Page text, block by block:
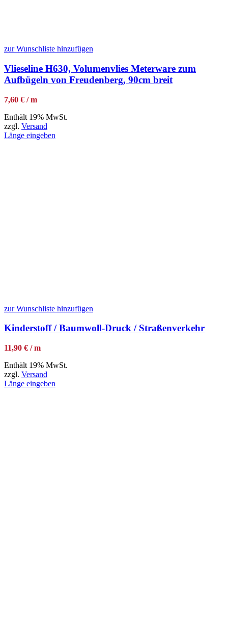
zur Wunschliste hinzufügen
Vlieseline H630, Volumenvlies Meterware zum
Aufbügeln von Freudenberg, 90cm breit
7,60 € / m
Enthält 19% MwSt.
zzgl. Versand
Länge eingeben
zur Wunschliste hinzufügen
Kinderstoff / Baumwoll-Druck / Straßenverkehr
11,90 € / m
Enthält 19% MwSt.
zzgl. Versand
Länge eingeben